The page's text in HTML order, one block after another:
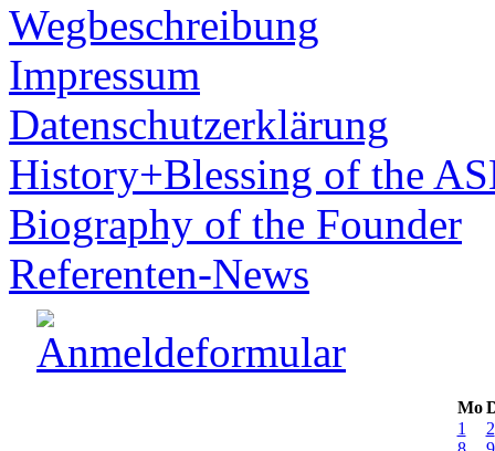
Wegbeschreibung
Impressum
Datenschutzerklärung
History+Blessing of the
Biography of the Founder
Referenten-News
Mo
1
2